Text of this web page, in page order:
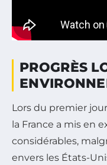
PROGRÈS
Lors du premier
la France a mis en
considérables,
envers les États-